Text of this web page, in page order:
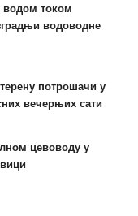
водом током
водоводне
потрошачи у
вечерњих сати
цевоводу у